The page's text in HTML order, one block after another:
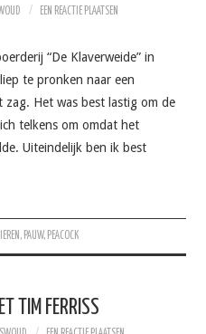
EEN REACTIE PLAATSEN
“De Klaverweide” in
te pronken naar een
Het was best lastig om de
telkens om omdat het
Uiteindelijk ben ik best
,PAUW,PEACOCK
TIM FERRISS